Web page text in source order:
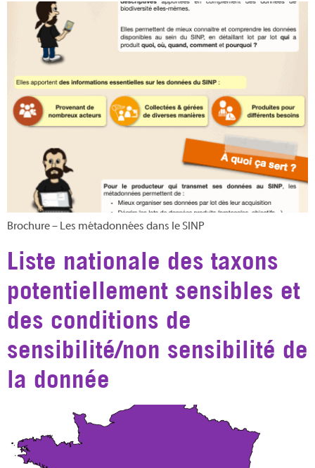
Brochure – Les métadonnées dans le SINP
Liste nationale des taxons
potentiellement sensibles et
des conditions de
sensibilité/non sensibilité de
la donnée